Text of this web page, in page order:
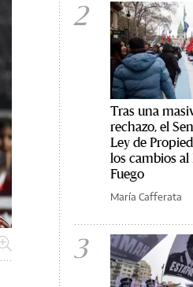
2
Tras una
rechazo, el
Ley de
los cambios al
Fuego
María Cafferata
3